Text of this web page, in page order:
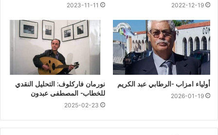
2022-12-19
2023-11-11
أولياء امزاب -الرطابي عبد الكريم
2026-01-19
نورمان فاركلوف: التحليل النقدي
للخطاب- المصطفى عبدون
2025-02-23